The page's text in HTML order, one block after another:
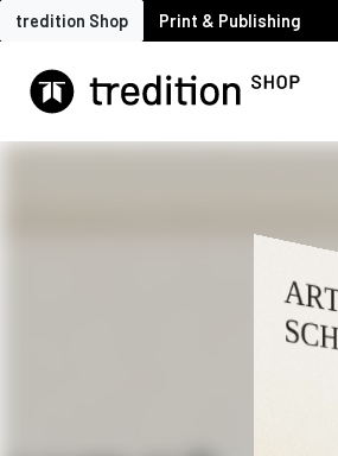
tredition Shop Print & Publishing